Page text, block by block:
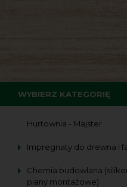
WYBIERZ KATEGORIĘ
Hurtownia - Majster
Impregnaty do drewna i
Chemia budowlana
piany montażowe)